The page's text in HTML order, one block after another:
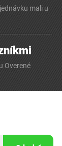
mali u
Overené